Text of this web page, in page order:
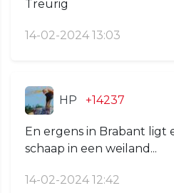
Treurig
14-02-2024 13:03
HP +14237
En ergens in Brabant ligt
schaap in een weiland...
14-02-2024 12:42